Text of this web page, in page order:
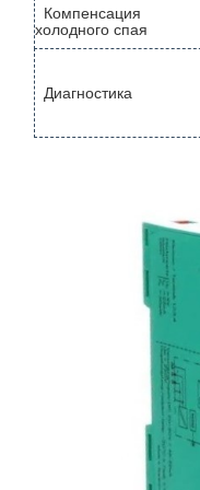
Компенсация
холодного спая
Диагностика